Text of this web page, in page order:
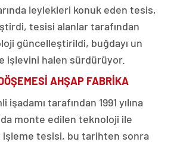
leylekleri konuk eden tesis,
tesisi alanlar tarafından
güncelleştirildi, buğdayı un
işlevini halen sürdürüyor.
AHŞAP FABRİKA
işadamı tarafından 1991 yılına
monte edilen teknoloji ile
işleme tesisi, bu tarihten sonra